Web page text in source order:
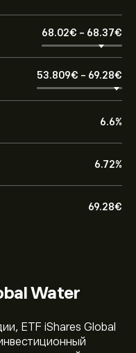
68.02‎€‎ - 68.37‎€‎
53.809‎€‎ - 69.28‎€‎
6.6%
6.72%
69.28‎€‎
Water
ETF iShares Global